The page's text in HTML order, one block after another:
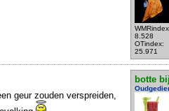
8.528
OTindex:
25.971
botte
geur zouden verspreiden,